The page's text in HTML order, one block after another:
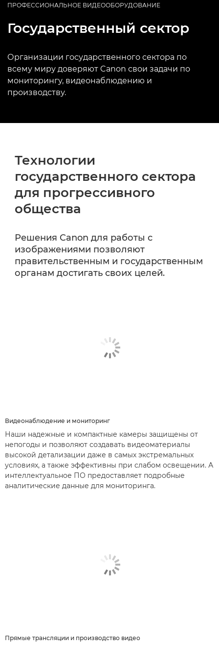
ПРОФЕССИОНАЛЬНОЕ ВИДЕООБОРУДОВАНИЕ
Государственный сектор
Организации государственного сектора по
всему миру доверяют Canon свои задачи по
мониторингу, видеонаблюдению и
производству.
Технологии
государственного сектора
для прогрессивного
общества
Решения Canon для работы с
изображениями позволяют
правительственным и государственным
органам достигать своих целей.
Видеонаблюдение и мониторинг
Наши надежные и компактные камеры защищены от
непогоды и позволяют создавать видеоматериалы
высокой детализации даже в самых экстремальных
условиях, а также эффективны при слабом освещении. А
интеллектуальное ПО предоставляет подробные
аналитические данные для мониторинга.
Прямые трансляции и производство видео